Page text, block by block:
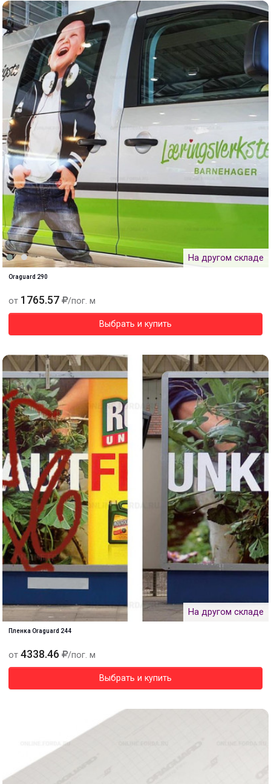
На другом складе
Oraguard 290
от 1765.57 /пог. м
Выбрать и купить
На другом складе
Пленка Oraguard 244
от 4338.46 /пог. м
Выбрать и купить